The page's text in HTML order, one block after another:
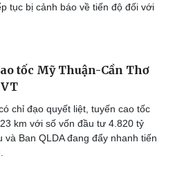
tục bị cảnh báo về tiến độ đối với
tốc Mỹ Thuận-Cần Thơ
chỉ đạo quyết liệt, tuyến cao tốc
km với số vốn đầu tư 4.820 tỷ
Ban QLDA đang đẩy nhanh tiến